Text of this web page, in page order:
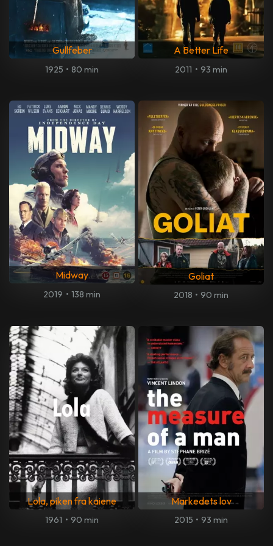
Gullfeber
1925 • 80 min
A Better Life
2011 • 93 min
Midway
2019 • 138 min
Goliat
2018 • 90 min
Lola, piken fra kaiene
1961 • 90 min
Markedets lov
2015 • 93 min